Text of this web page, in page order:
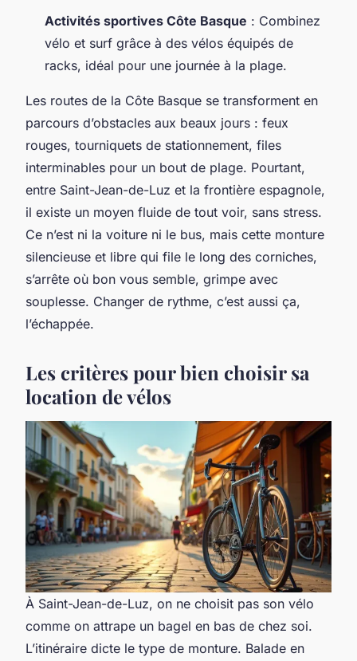
Activités sportives Côte Basque : Combinez
vélo et surf grâce à des vélos équipés de
racks, idéal pour une journée à la plage.
Les routes de la Côte Basque se transforment en
parcours d’obstacles aux beaux jours : feux
rouges, tourniquets de stationnement, files
interminables pour un bout de plage. Pourtant,
entre Saint-Jean-de-Luz et la frontière espagnole,
il existe un moyen fluide de tout voir, sans stress.
Ce n’est ni la voiture ni le bus, mais cette monture
silencieuse et libre qui file le long des corniches,
s’arrête où bon vous semble, grimpe avec
souplesse. Changer de rythme, c’est aussi ça,
l’échappée.
Les critères pour bien choisir sa
location de vélos
À Saint-Jean-de-Luz, on ne choisit pas son vélo
comme on attrape un bagel en bas de chez soi.
L’itinéraire dicte le type de monture. Balade en